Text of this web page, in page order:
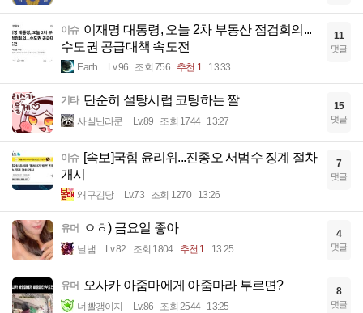
이슈 이재명 대통령, 오늘 2차 부동산 점검회의...
수도권 공급대책 속도전
Earth Lv.96 조회 756 추천 1 13:33
11
댓글
기타 단순히 설탕시럽 코팅하는 짤
사실난라쿤 Lv.89 조회 1744 13:27
15
댓글
이슈 [속보]국힘 윤리위...진종오 서범수 징계 절차
개시
왜구김당 Lv.73 조회 1270 13:26
7
댓글
유머 ㅇㅎ) 금요일 좋아
닐냄 Lv.82 조회 1804 추천 1 13:25
4
댓글
유머 오사카 아줌마에게 아줌마라 부르면?
너빨갱이지 Lv.86 조회 2544 13:25
8
댓글